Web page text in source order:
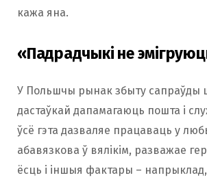
кажа яна.
«Падрадчыкі не
У Польшчы рынак збыту сапраўды
дастаўкай дапамагаюць пошта і
ўсё гэта дазваляе працаваць у
абавязкова ў вялікім, разважае
ёсць і іншыя фактары –